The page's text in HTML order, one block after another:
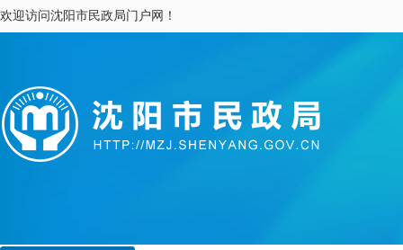
欢迎访问沈阳市民政局门户网！